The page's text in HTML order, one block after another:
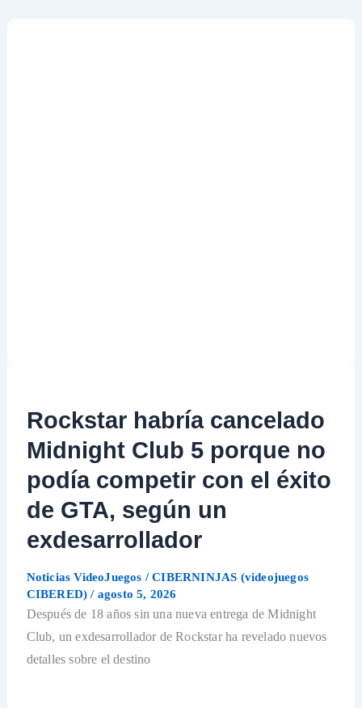
Rockstar habría cancelado
Midnight Club 5 porque no
podía competir con el éxito
de GTA, según un
exdesarrollador
Noticias VideoJuegos /CIBERNINJAS (videojuegos
CIBERED)/ agosto 5, 2026
Después de 18 años sin una nueva entrega de Midnight
Club, un exdesarrollador de Rockstar ha revelado nuevos
detalles sobre el destino